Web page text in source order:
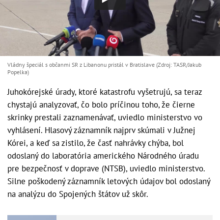
Vládny špeciál s občanmi SR z Libanonu pristál v Bratislave (Zdroj: TASR/Jakub
Popelka)
Juhokórejské úrady, ktoré katastrofu vyšetrujú, sa teraz
chystajú analyzovať, čo bolo príčinou toho, že čierne
skrinky prestali zaznamenávať, uviedlo ministerstvo vo
vyhlásení. Hlasový záznamník najprv skúmali v Južnej
Kórei, a keď sa zistilo, že časť nahrávky chýba, bol
odoslaný do laboratória amerického Národného úradu
pre bezpečnosť v doprave (NTSB), uviedlo ministerstvo.
Silne poškodený záznamník letových údajov bol odoslaný
na analýzu do Spojených štátov už skôr.